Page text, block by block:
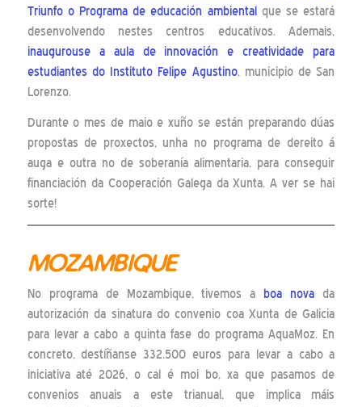
Triunfo o Programa de educación ambiental que se estará
desenvolvendo nestes centros educativos. Ademais,
inaugurouse a aula de innovación e creatividade para
estudiantes do Instituto Felipe Agustino, municipio de San
Lorenzo.
Durante o mes de maio e xuño se están preparando dúas
propostas de proxectos, unha no programa de dereito á
auga e outra no de soberanía alimentaria, para conseguir
financiación da Cooperación Galega da Xunta. A ver se hai
sorte!
MOZAMBIQUE
No programa de Mozambique, tivemos a boa nova da
autorización da sinatura do convenio coa Xunta de Galicia
para levar a cabo a quinta fase do programa AquaMoz. En
concreto, destíñanse 332.500 euros para levar a cabo a
iniciativa até 2026, o cal é moi bo, xa que pasamos de
convenios anuais a este trianual, que implica máis